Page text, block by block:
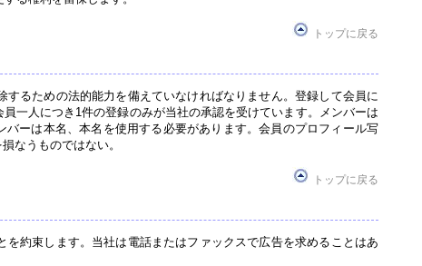
トップに戻る
るための法的能力を備えていなければなりません。登録して会員に
一人につき1件の登録のみが当社の承認を受けています。メンバーは
ーは本名、本名を使用する必要があります。会員のプロフィール写
なうものではない。
トップに戻る
約束します。当社は電話またはファックスで広告を求めることはあ